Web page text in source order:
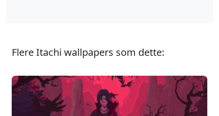
Flere Itachi wallpapers som dette: